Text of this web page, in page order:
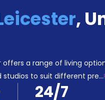
,
a range of living
studios to suit different pre...
24/7